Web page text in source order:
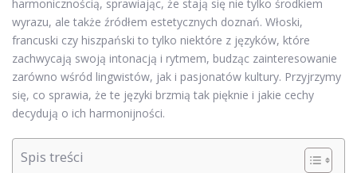
harmonicznością, sprawiając, że stają się nie tylko środkiem
wyrazu, ale także źródłem estetycznych doznań. Włoski,
francuski czy hiszpański to tylko niektóre z języków, które
zachwycają swoją intonacją i rytmem, budząc zainteresowanie
zarówno wśród lingwistów, jak i pasjonatów kultury. Przyjrzymy
się, co sprawia, że te języki brzmią tak pięknie i jakie cechy
decydują o ich harmonijności.
Spis treści